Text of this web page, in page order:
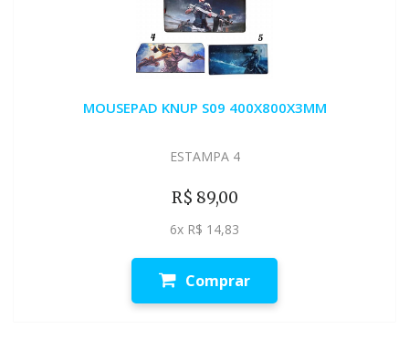
MOUSEPAD KNUP S09 400X800X3MM
ESTAMPA 4
R$ 89,00
6x R$ 14,83
Comprar